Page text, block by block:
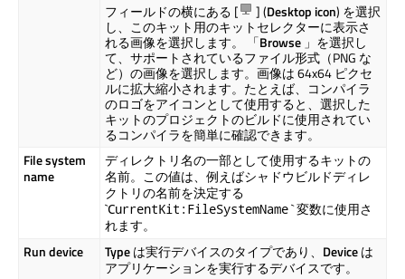
フィールドの横にある [
] (Desktop icon) を選択
し、このキット用のキットセレクターに表示さ
れる画像を選択します。 「Browse 」を選択し
て、サポートされているファイル形式（PNG な
ど）の画像を選択します。画像は 64x64 ピクセ
ルに拡大縮小されます。たとえば、コンパイラ
のロゴをアイコンとして使用すると、選択した
キットのプロジェクトのビルドに使用されてい
るコンパイラを簡単に確認できます。
File system
name
ディレクトリ名の一部として使用するキットの
名前。この値は、例えばシャドウビルドディレ
クトリの名前を決定する
`CurrentKit:FileSystemName` 変数に使用さ
れます。
Run device
Typeは実行デバイスのタイプであり、 Deviceは
アプリケーションを実行するデバイスです。